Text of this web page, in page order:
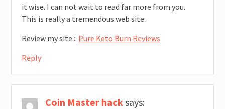
it wise. I can not wait to read far more from you.
This is really a tremendous web site.
Review my site :: Pure Keto Burn Reviews
Reply
Coin Master hack says: